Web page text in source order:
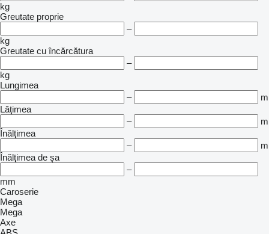
kg
Greutate proprie
–
kg
Greutate cu încărcătura
–
kg
Lungimea
–
m
Lăţimea
–
m
Înălţimea
–
m
Înălţimea de şa
–
mm
Caroserie
Mega
Mega
Axe